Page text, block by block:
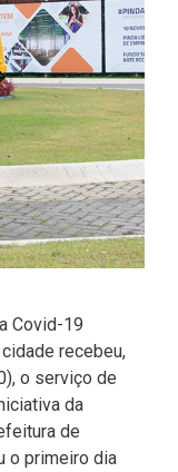
Covid-19
recebeu,
o serviço de
da
de
o primeiro dia